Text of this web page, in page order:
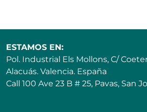
ESTAMOS EN:
Pol. Industrial Els Mollons, C/
Alacuás. Valencia. España
Call 100 Ave 23 B # 25, Pavas, San